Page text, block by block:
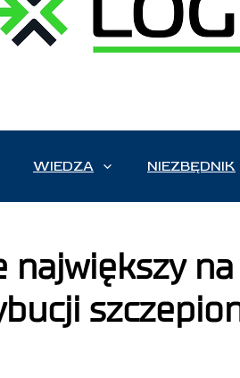
WIEDZA NIEZBĘDNIK
największy